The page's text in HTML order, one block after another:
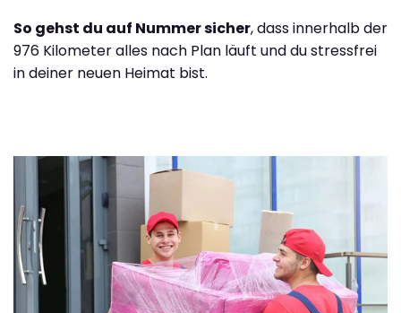
So gehst du auf Nummer sicher, dass innerhalb der
976 Kilometer alles nach Plan läuft und du stressfrei
in deiner neuen Heimat bist.